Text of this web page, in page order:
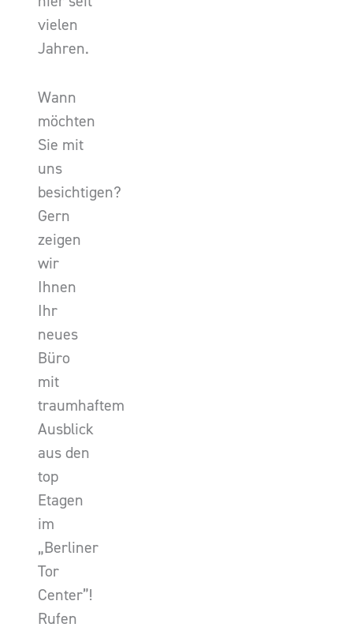
vielen
Jahren.
Wann
möchten
Sie mit
uns
besichtigen?
Gern
zeigen
wir
Ihnen
Ihr
neues
Büro
mit
traumhaftem
Ausblick
aus den
top
Etagen
im
„Berliner
Tor
Center”!
Rufen